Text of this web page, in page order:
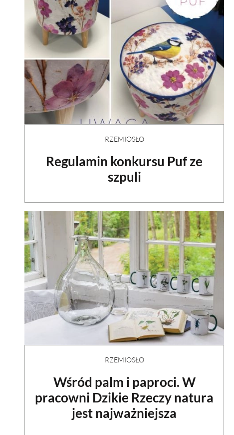
RZEMIOSŁO
Regulamin konkursu Puf ze
szpuli
RZEMIOSŁO
Wśród palm i paproci. W
pracowni Dzikie Rzeczy natura
jest najważniejsza